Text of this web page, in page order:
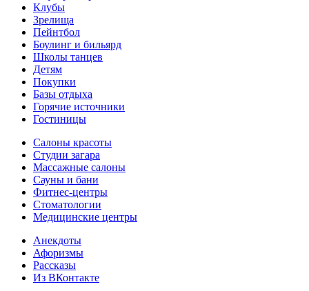
Клубы
Зрелища
Пейнтбол
Боулинг и бильярд
Школы танцев
Детям
Покупки
Базы отдыха
Горячие источники
Гостиницы
Салоны красоты
Студии загара
Массажные салоны
Сауны и бани
Фитнес-центры
Стоматологии
Медицинские центры
Анекдоты
Афоризмы
Рассказы
Из ВКонтакте